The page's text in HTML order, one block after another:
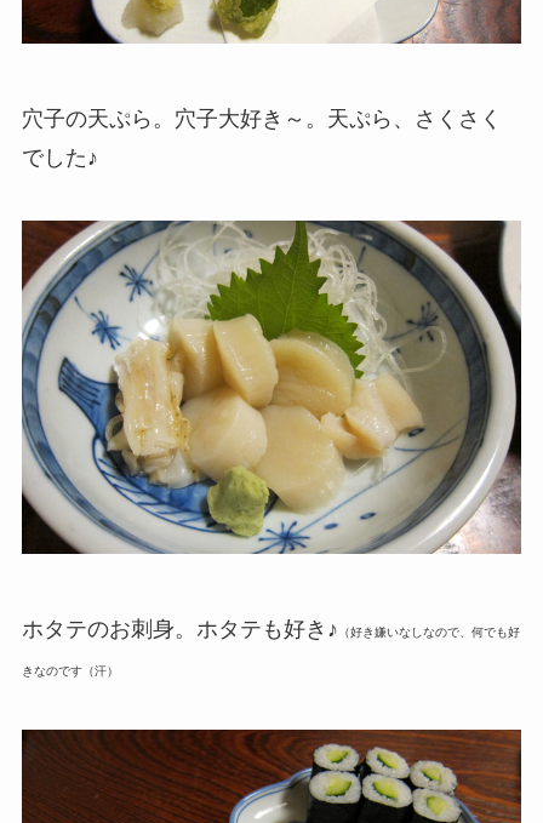
穴子の天ぷら。穴子大好き～。天ぷら、さくさく
でした♪
ホタテのお刺身。ホタテも好き♪ （好き嫌いなしなので、何でも好
きなのです（汗）